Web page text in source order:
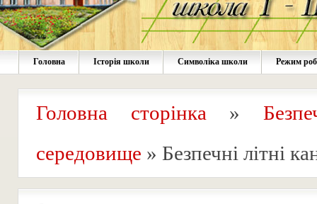
Головна Історія школи Символіка школи Режим
Головна сторінка »
середовище » Безпечні літні